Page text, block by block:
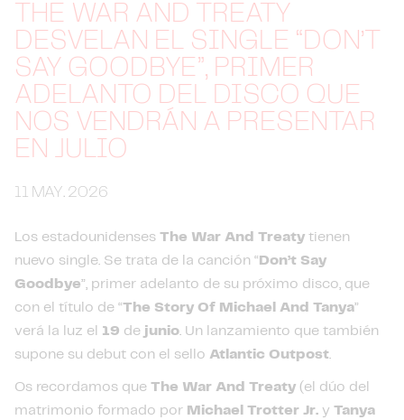
THE WAR AND TREATY
DESVELAN EL SINGLE “DON’T
SAY GOODBYE”, PRIMER
ADELANTO DEL DISCO QUE
NOS VENDRÁN A PRESENTAR
EN JULIO
11 MAY. 2026
Los estadounidenses The War And Treaty tienen
nuevo single. Se trata de la canción “ Don’t Say
Goodbye”, primer adelanto de su próximo disco, que
con el título de “The Story Of Michael And Tanya”
verá la luz el 19 de junio. Un lanzamiento que también
supone su debut con el sello Atlantic Outpost.
Os recordamos que The War And Treaty (el dúo del
matrimonio formado por Michael Trotter Jr. y Tanya